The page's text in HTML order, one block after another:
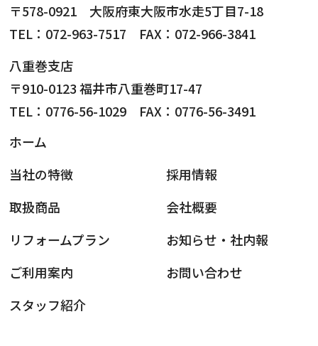
〒578-0921 大阪府東大阪市水走5丁目7-18
TEL：072-963-7517 FAX：072-966-3841
八重巻支店
〒910-0123 福井市八重巻町17-47
TEL：0776-56-1029 FAX：0776-56-3491
ホーム
当社の特徴
取扱商品
リフォームプラン
ご利用案内
スタッフ紹介
採用情報
会社概要
お知らせ・社内報
お問い合わせ